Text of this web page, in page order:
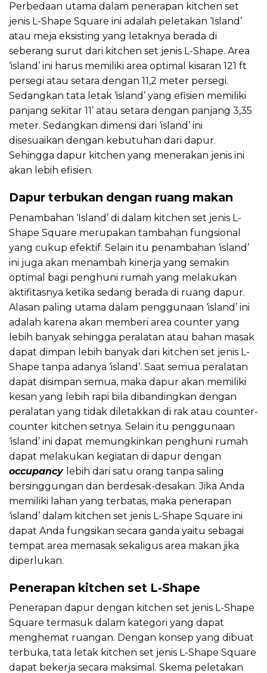
Perbedaan utama dalam penerapan kitchen set
jenis L-Shape Square ini adalah peletakan ‘Island’
atau meja eksisting yang letaknya berada di
seberang surut dari kitchen set jenis L-Shape. Area
‘island’ ini harus memiliki area optimal kisaran 121 ft
persegi atau setara dengan 11,2 meter persegi.
Sedangkan tata letak ‘island’ yang efisien memiliki
panjang sekitar 11’ atau setara dengan panjang 3,35
meter. Sedangkan dimensi dari ‘island’ ini
disesuaikan dengan kebutuhan dari dapur.
Sehingga dapur kitchen yang menerakan jenis ini
akan lebih efisien.
Dapur terbukan dengan ruang makan
Penambahan ‘Island’ di dalam kitchen set jenis L-
Shape Square merupakan tambahan fungsional
yang cukup efektif. Selain itu penambahan ‘island’
ini juga akan menambah kinerja yang semakin
optimal bagi penghuni rumah yang melakukan
aktifitasnya ketika sedang berada di ruang dapur.
Alasan paling utama dalam penggunaan ‘island’ ini
adalah karena akan memberi area counter yang
lebih banyak sehingga peralatan atau bahan masak
dapat dimpan lebih banyak dari kitchen set jenis L-
Shape tanpa adanya ‘island’. Saat semua peralatan
dapat disimpan semua, maka dapur akan memiliki
kesan yang lebih rapi bila dibandingkan dengan
peralatan yang tidak diletakkan di rak atau counter-
counter kitchen setnya. Selain itu penggunaan
‘island’ ini dapat memungkinkan penghuni rumah
dapat melakukan kegiatan di dapur dengan
occupancy lebih dari satu orang tanpa saling
bersinggungan dan berdesak-desakan. Jika Anda
memiliki lahan yang terbatas, maka penerapan
‘island’ dalam kitchen set jenis L-Shape Square ini
dapat Anda fungsikan secara ganda yaitu sebagai
tempat area memasak sekaligus area makan jika
diperlukan.
Penerapan kitchen set L-Shape
Penerapan dapur dengan kitchen set jenis L-Shape
Square termasuk dalam kategori yang dapat
menghemat ruangan. Dengan konsep yang dibuat
terbuka, tata letak kitchen set jenis L-Shape Square
dapat bekerja secara maksimal. Skema peletakan